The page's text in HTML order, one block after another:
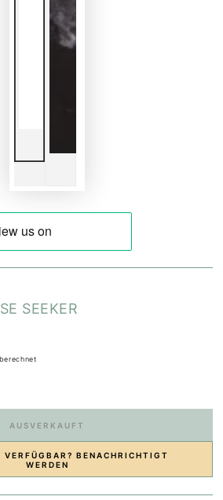
SEEKER
AUSVERKAUFT
BENACHRICHTIGT
WERDEN